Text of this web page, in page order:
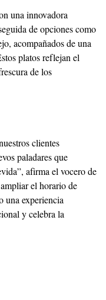
una innovadora
de opciones como
acompañados de una
platos reflejan el
de los
clientes
paladares que
afirma el vocero de
el horario de
una experiencia
y celebra la